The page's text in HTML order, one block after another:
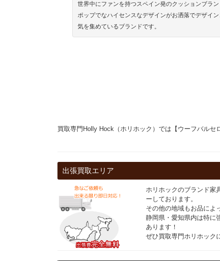
世界中にファンを持つスペイン発のクッションブラン
ポップでなハイセンスなデザインがお洒落でデザイ
気を集めているブランドです。
買取専門Holly Hock（ホリホック）では【ウーフバルセ
出張買取エリア
ホリホックのブランド家
ーしております。
その他の地域もお品によ
静岡県・愛知県内は特に
あります！
ぜひ買取専門ホリホック